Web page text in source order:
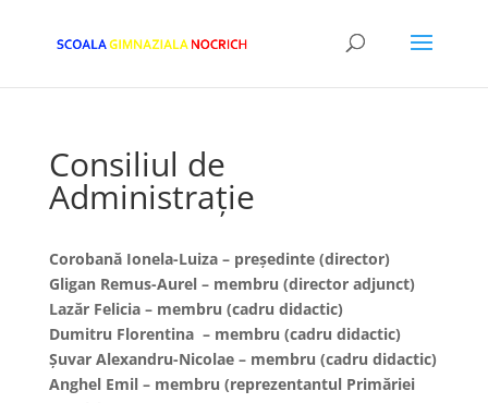
Consiliul de
Administrație
Corobană Ionela-Luiza – președinte (director)
Gligan Remus-Aurel – membru (director adjunct)
Lazăr Felicia – membru (cadru didactic)
Dumitru Florentina – membru (cadru didactic)
Șuvar Alexandru-Nicolae – membru (cadru didactic)
Anghel Emil – membru (reprezentantul Primăriei